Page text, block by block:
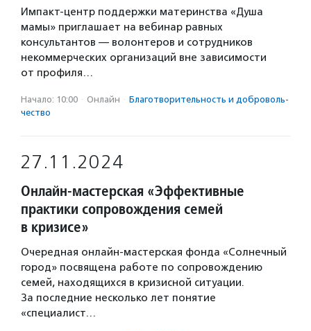
Импакт-центр поддержки материнства «Душа
мамы» приглашает на вебинар равных
консультантов — волонтеров и сотрудников
некоммерческих организаций вне зависимости
от профиля…
Начало: 10:00 · Онлайн · Благотвори­тель­ность и доброволь­
чест­во
27.11.2024
Онлайн-мастерская «Эффективные
практики сопровождения семей
в кризисе»
Очередная онлайн-мастерская фонда «Солнечный
город» посвящена работе по сопровождению
семей, находящихся в кризисной ситуации.
За последние несколько лет понятие
«специалист…